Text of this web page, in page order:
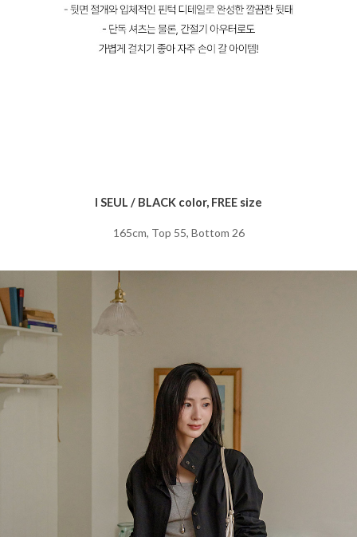
I SEUL / BLACK color, FREE size
165cm, Top 55, Bottom 26